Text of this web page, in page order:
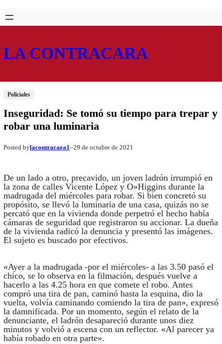
Saltar
al
Skip
to
LA CONTRACARA
Policiales
Inseguridad: Se tomó su tiempo para trepar y
robar una luminaria
Posted bylacontracara1–29 de octubre de 2021
De un lado a otro, precavido, un joven ladrón irrumpió en
la zona de calles Vicente López y O»Higgins durante la
madrugada del miércoles para robar. Si bien concretó su
propósito, se llevó la luminaria de una casa, quizás no se
percató que en la vivienda donde perpetró el hecho había
cámaras de seguridad que registraron su accionar. La dueña
de la vivienda radicó la denuncia y presentó las imágenes.
El sujeto es buscado por efectivos.
«Ayer a la madrugada -por el miércoles- a las 3.50 pasó el
chico, se lo observa en la filmación, después vuelve a
hacerlo a las 4.25 hora en que comete el robo. Antes
compró una tira de pan, caminó hasta la esquina, dio la
vuelta, volvía caminando comiendo la tira de pan», expresó
la damnificada. Por un momento, según el relato de la
denunciante, el ladrón desapareció durante unos diez
minutos y volvió a escena con un reflector. «Al parecer ya
había robado en otra parte».